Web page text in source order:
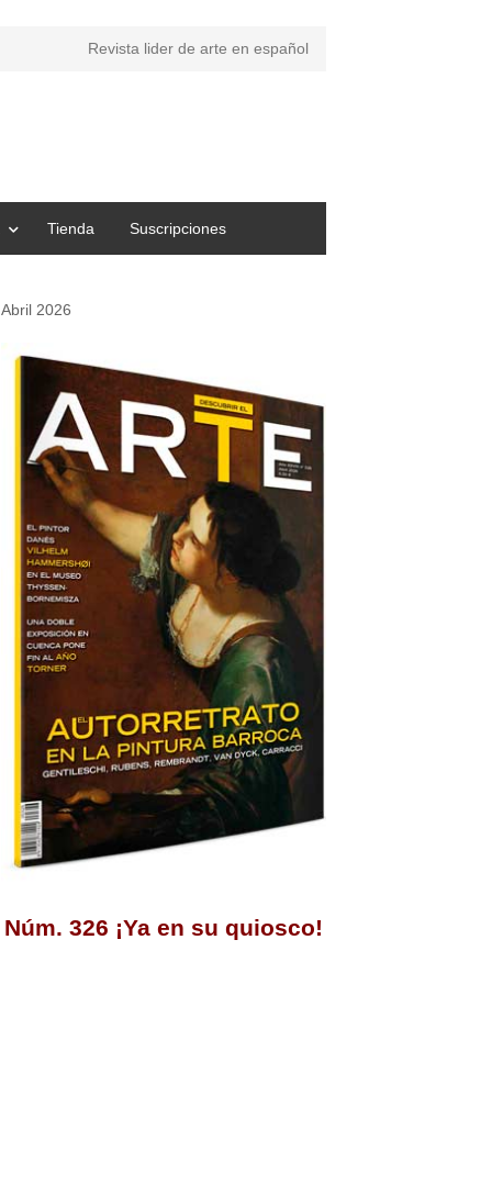
Revista lider de arte en español
Tienda Suscripciones
Abril 2026
Núm. 326 ¡Ya en su quiosco!